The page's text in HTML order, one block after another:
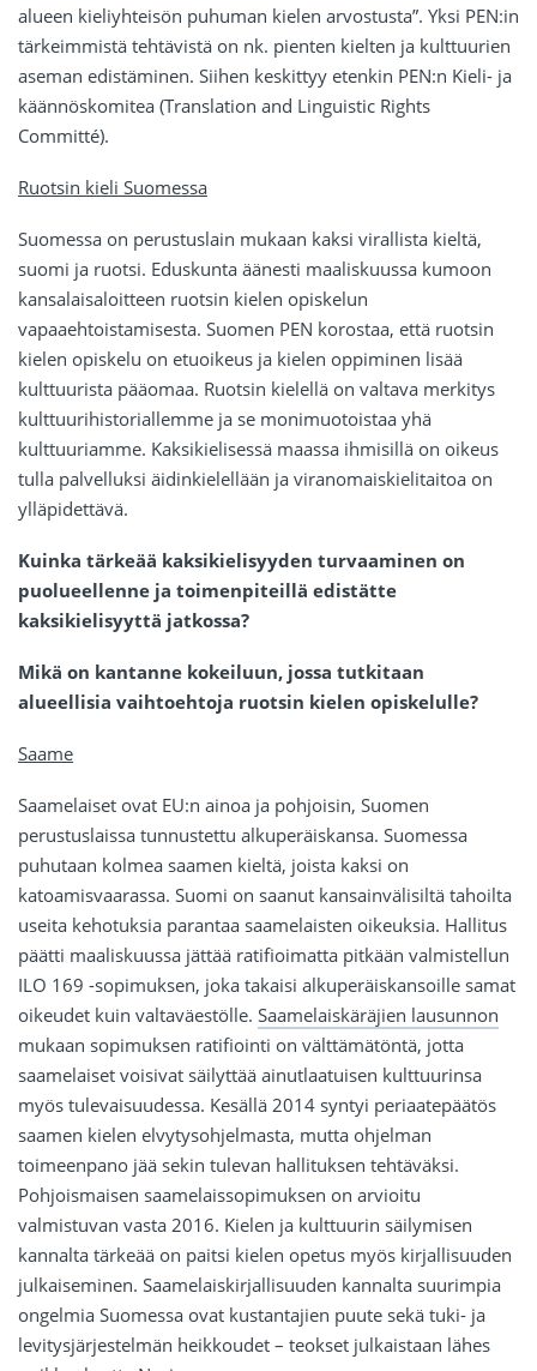
alueen kieliyhteisön puhuman kielen arvostusta”. Yksi PEN:in
tärkeimmistä tehtävistä on nk. pienten kielten ja kulttuurien
aseman edistäminen. Siihen keskittyy etenkin PEN:n Kieli- ja
käännöskomitea (Translation and Linguistic Rights
Committé).
Ruotsin kieli Suomessa
Suomessa on perustuslain mukaan kaksi virallista kieltä,
suomi ja ruotsi. Eduskunta äänesti maaliskuussa kumoon
kansalaisaloitteen ruotsin kielen opiskelun
vapaaehtoistamisesta. Suomen PEN korostaa, että ruotsin
kielen opiskelu on etuoikeus ja kielen oppiminen lisää
kulttuurista pääomaa. Ruotsin kielellä on valtava merkitys
kulttuurihistoriallemme ja se monimuotoistaa yhä
kulttuuriamme. Kaksikielisessä maassa ihmisillä on oikeus
tulla palvelluksi äidinkielellään ja viranomaiskielitaitoa on
ylläpidettävä.
Kuinka tärkeää kaksikielisyyden turvaaminen on
puolueellenne ja toimenpiteillä edistätte
kaksikielisyyttä jatkossa?
Mikä on kantanne kokeiluun, jossa tutkitaan
alueellisia vaihtoehtoja ruotsin kielen opiskelulle?
Saame
Saamelaiset ovat EU:n ainoa ja pohjoisin, Suomen
perustuslaissa tunnustettu alkuperäiskansa. Suomessa
puhutaan kolmea saamen kieltä, joista kaksi on
katoamisvaarassa. Suomi on saanut kansainvälisiltä tahoilta
useita kehotuksia parantaa saamelaisten oikeuksia. Hallitus
päätti maaliskuussa jättää ratifioimatta pitkään valmistellun
ILO 169 -sopimuksen, joka takaisi alkuperäiskansoille samat
oikeudet kuin valtaväestölle. Saamelaiskäräjien lausunnon
mukaan sopimuksen ratifiointi on välttämätöntä, jotta
saamelaiset voisivat säilyttää ainutlaatuisen kulttuurinsa
myös tulevaisuudessa. Kesällä 2014 syntyi periaatepäätös
saamen kielen elvytysohjelmasta, mutta ohjelman
toimeenpano jää sekin tulevan hallituksen tehtäväksi.
Pohjoismaisen saamelaissopimuksen on arvioitu
valmistuvan vasta 2016. Kielen ja kulttuurin säilymisen
kannalta tärkeää on paitsi kielen opetus myös kirjallisuuden
julkaiseminen. Saamelaiskirjallisuuden kannalta suurimpia
ongelmia Suomessa ovat kustantajien puute sekä tuki- ja
levitysjärjestelmän heikkoudet – teokset julkaistaan lähes